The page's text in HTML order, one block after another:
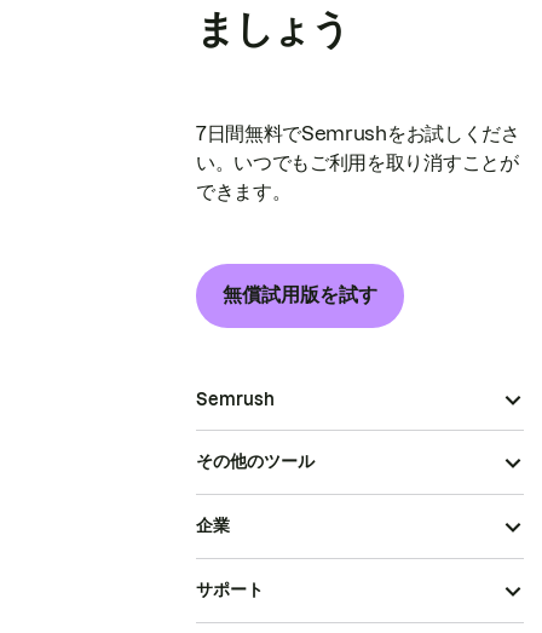
ましょう
7日間無料でSemrushをお試しくださ
い。いつでもご利用を取り消すことが
できます。
無償試用版を試す
Semrush
その他のツール
企業
サポート